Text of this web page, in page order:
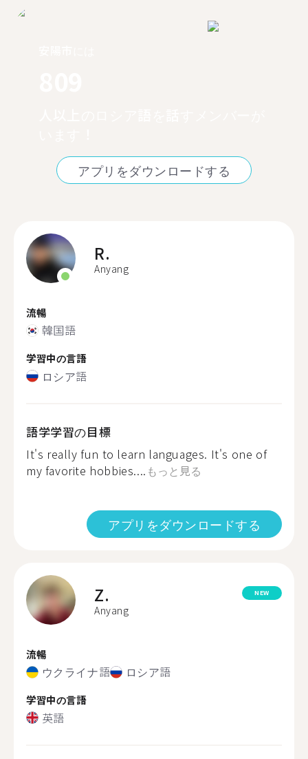
アプリをダウンロードする
R.
Anyang
流暢
韓国語
学習中の言語
ロシア語
語学学習の目標
It's really fun to learn languages. It's one of
my favorite hobbies.... もっと見る
アプリをダウンロードする
Z.
Anyang
NEW
流暢
ウクライナ語 ロシア語
学習中の言語
英語